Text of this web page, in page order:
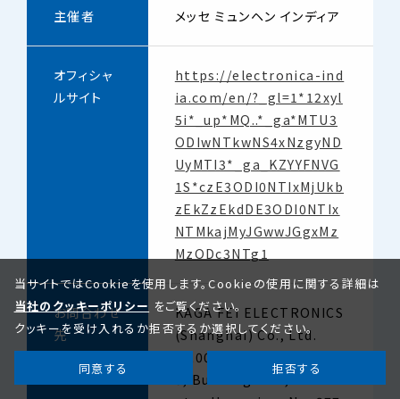
主催者 メッセ ミュンヘン インディア
オフィシャ
ルサイト
https://electronica-ind
ia.com/en/?_gl=1*12xyl
5i*_up*MQ..*_ga*MTU3
ODIwNTkwNS4xNzgyND
UyMTI3*_ga_KZYYFNVG
1S*czE3ODI0NTIxMjUkb
zEkZzEkdDE3ODI0NTIx
NTMkajMyJGwwJGgxMz
MzODc3NTg1
お問合わせ
先
KAGA FEI ELECTRONICS
(Shanghai) Co., Ltd.
〒200-335 Rm.302-30
3, Building T2N, EBA ce
当サイトではCookieを使用します。Cookieの使用に関する詳細は
当社のクッキーポリシー をご覧ください。
クッキーを受け入れるか拒否するか選択してください。
同意する 拒否する